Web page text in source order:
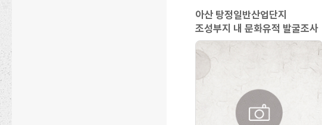
아산 탕정일반산업단지
조성부지 내 문화유적 발굴조사